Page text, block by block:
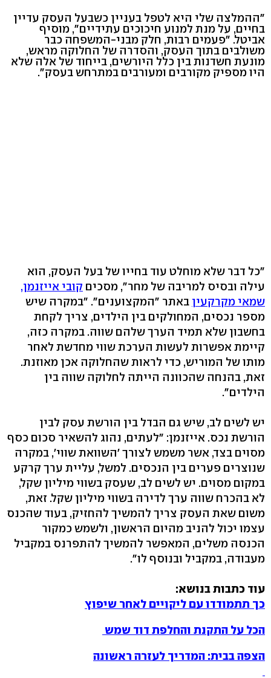
"ההמלצה שלי היא לטפל בעניין כשבעל העסק עדיין
בחיים, על מנת למנוע חיכוכים עתידיים", מוסיף
אביטל. "פעמים רבות, חלק מבני-המשפחה כבר
משולבים בתוך העסק, והסדרה של החלוקה מראש,
מונעת חשדנות בין כלל היורשים, בייחוד של אלה שלא
היו מספיק מקורבים ומעורבים במתרחש בעסק".
"כל דבר שלא מוחלט עוד בחייו של בעל העסק, הוא
עילה ובסיס למריבה של מחר", מסכים קובי אייזנמן,
שמאי מקרקעין באתר "המקצוענים". "במקרה שיש
מספר נכסים, המחולקים בין הילדים, צריך לקחת
בחשבון שלא תמיד הערך שלהם שווה. במקרה כזה,
קיימת אפשרות לעשות הערכת שווי מחדשת לאחר
מותו של המוריש, כדי לראות שהחלוקה אכן מאוזנת.
זאת, בהנחה שהכוונה הייתה לחלוקה שווה בין
הילדים".
יש לשים לב, שיש גם הבדל בין הורשת עסק לבין
הורשת נכס. אייזנמן: "לעתים, נהוג להשאיר סכום כסף
מסוים בצד, אשר משמש לצורך 'השוואת שווי', במקרה
שנוצרים פערים בין הנכסים. למשל, עליית ערך קרקע
במקום מסוים. יש לשים לב, שעסק בשווי מיליון שקל,
לא בהכרח שווה ערך לדירה בשווי מיליון שקל. זאת,
משום שאת העסק צריך להמשיך להחזיק, בעוד שהכנס
עצמו יכול להניב מהיום הראשון, ולשמש כמקור
הכנסה משלים, המאפשר להמשיך להתפרנס במקביל
מעבודה, במקביל ובנוסף לו".
עוד כתבות בנושא:
כך תתמודדו עם ליקויים לאחר שיפוץ
הכל על התקנת והחלפת דוד שמש
הצפה בבית: המדריך לעזרה ראשונה